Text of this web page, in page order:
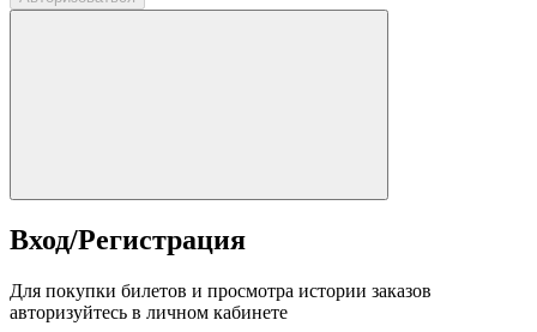
Вход/Регистрация
Для покупки билетов и просмотра истории заказов
авторизуйтесь в личном кабинете